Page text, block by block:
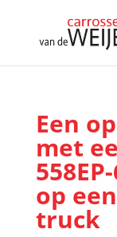
Een
met
op
truck